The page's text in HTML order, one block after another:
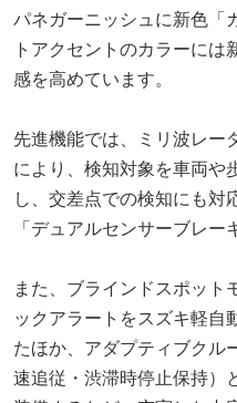
パネガーニッシュに新色「
トアクセントのカラーに
感を高めています。
先進機能では、ミリ波レー
により、検知対象を車両や
し、交差点での検知にも対
「デュアルセンサーブレー
また、ブラインドスポット
ックアラートをスズキ軽自
たほか、アダプティブクル
速追従・渋滞時停止保持）